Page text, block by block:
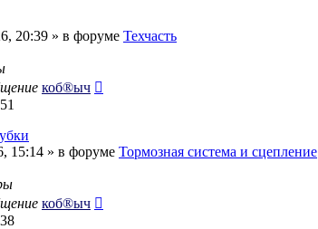
20:39 » в форуме Техчасть
коб®ыч
15:14 » в форуме Тормозная система и сцепление
коб®ыч